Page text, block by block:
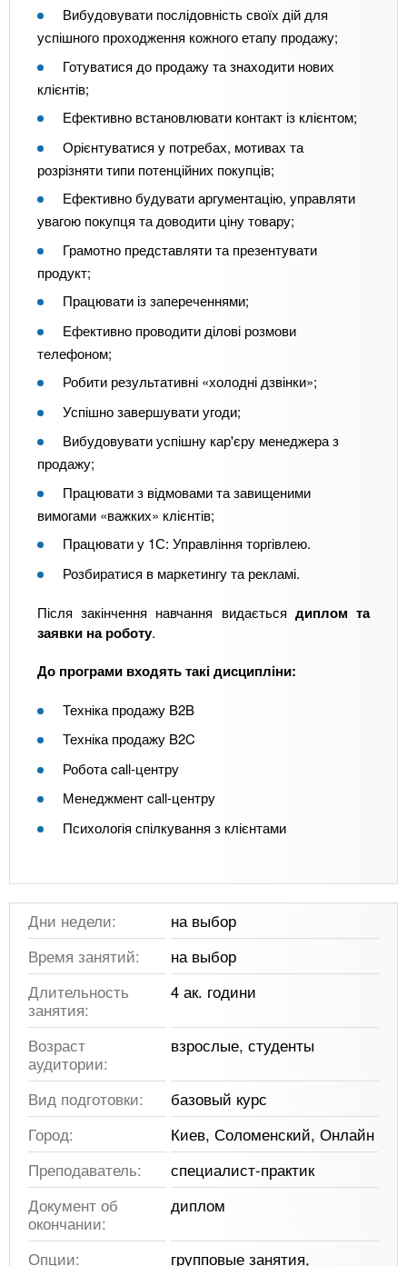
Вибудовувати послідовність своїх дій для
успішного проходження кожного етапу продажу;
Готуватися до продажу та знаходити нових
клієнтів;
Ефективно встановлювати контакт із клієнтом;
Орієнтуватися у потребах, мотивах та
розрізняти типи потенційних покупців;
Ефективно будувати аргументацію, управляти
увагою покупця та доводити ціну товару;
Грамотно представляти та презентувати
продукт;
Працювати із запереченнями;
Ефективно проводити ділові розмови
телефоном;
Робити результативні «холодні дзвінки»;
Успішно завершувати угоди;
Вибудовувати успішну кар'єру менеджера з
продажу;
Працювати з відмовами та завищеними
вимогами «важких» клієнтів;
Працювати у 1С: Управління торгівлею.
Розбиратися в маркетингу та рекламі.
Після закінчення навчання видається диплом та
заявки на роботу.
До програми входять такі дисципліни:
Техніка продажу B2B
Техніка продажу B2C
Робота call-центру
Менеджмент call-центру
Психологія спілкування з клієнтами
Дни недели:
на выбор
Время занятий:
на выбор
Длительность
занятия:
4 ак. години
Возраст
аудитории:
взрослые, студенты
Вид подготовки:
базовый курс
Город:
Киев, Соломенский, Онлайн
Преподаватель:
специалист-практик
Документ об
окончании:
диплом
Опции: групповые занятия,